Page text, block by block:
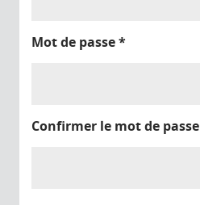
Mot de passe*
Confirmer le mot de passe